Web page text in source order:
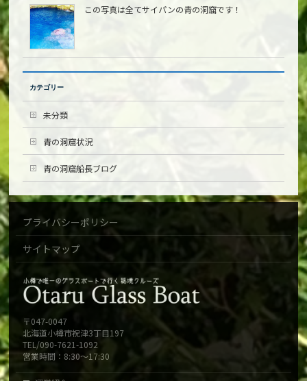
この写真は全てサイパンの青の洞窟です！
カテゴリー
未分類
青の洞窟状況
青の洞窟船長ブログ
プライバシーポリシー
サイトマップ
〒047-0047
北海道小樽市祝津3丁目197
TEL/090-7621-1092
営業時間：8:30～17:30